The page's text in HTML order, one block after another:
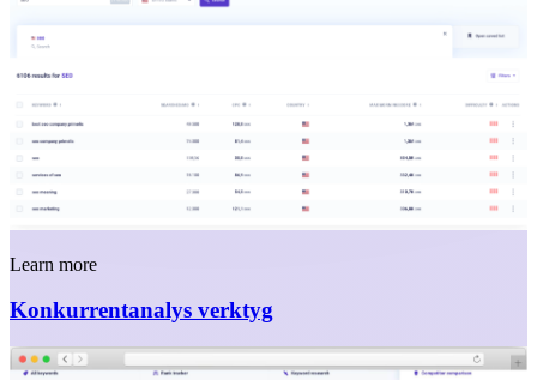
Learn more
Konkurrentanalys verktyg